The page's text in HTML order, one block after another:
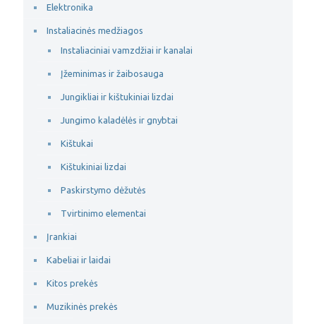
Elektronika
Instaliacinės medžiagos
Instaliaciniai vamzdžiai ir kanalai
Įžeminimas ir žaibosauga
Jungikliai ir kištukiniai lizdai
Jungimo kaladėlės ir gnybtai
Kištukai
Kištukiniai lizdai
Paskirstymo dėžutės
Tvirtinimo elementai
Įrankiai
Kabeliai ir laidai
Kitos prekės
Muzikinės prekės